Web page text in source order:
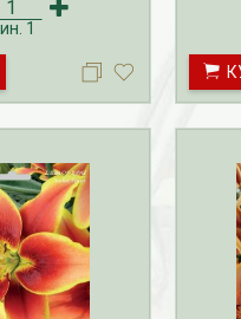
февраля по май.
на лилии
лилий
по
1
Прием